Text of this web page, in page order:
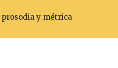
y métrica